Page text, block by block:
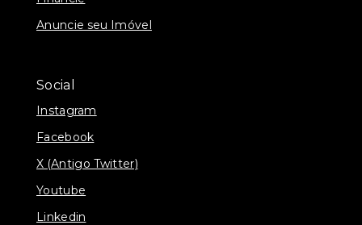
Anuncie seu Imóvel
Social
Instagram
Facebook
X (Antigo Twitter)
Youtube
Linkedin